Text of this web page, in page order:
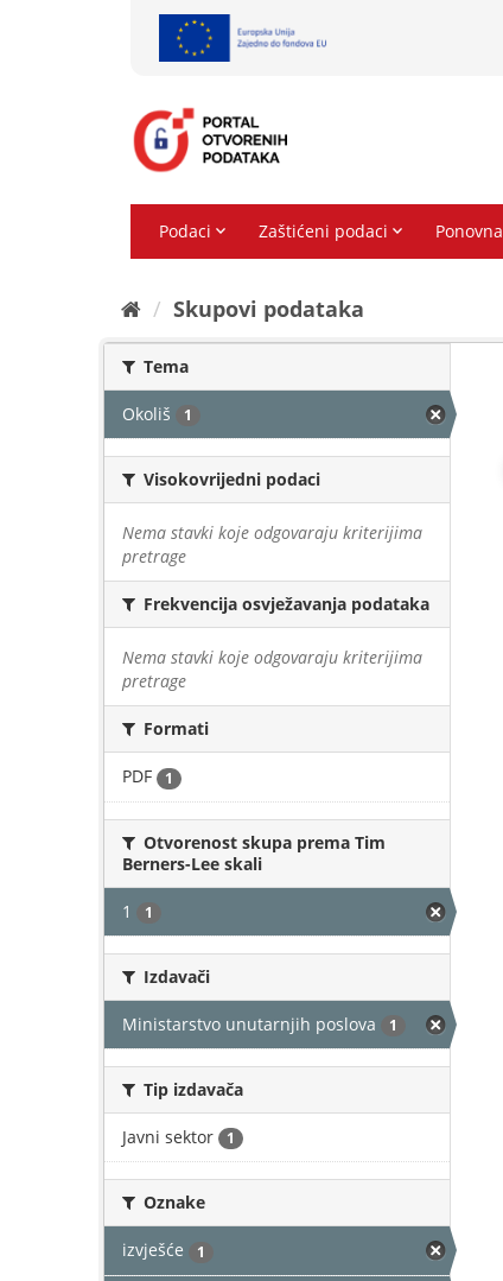
Skupovi podаtаkа
Tema
Okoliš 1
Visokovrijedni podaci
Nema stavki koje odgovaraju kriterijima
pretrage
Frekvencija osvježavanja podataka
Nema stavki koje odgovaraju kriterijima
pretrage
Formati
PDF 1
Otvorenost skupa prema Tim
Berners-Lee skali
1 1
Izdavači
Ministarstvo unutarnjih poslova 1
Tip izdavača
Javni sektor 1
Oznake
izvješće 1